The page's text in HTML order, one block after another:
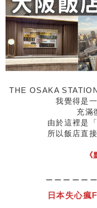
THE OSAKA
我覺得是
充滿
由於這裡是
所以飯店直
日本失心瘋 F